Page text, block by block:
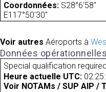
Coordonnées: S28°6'58"
E117°50'30"
Voir autres Aéroports à
Données opérationnelles
Special qualification required
Heure actuelle UTC:
Voir NOTAMs / SUP AIP